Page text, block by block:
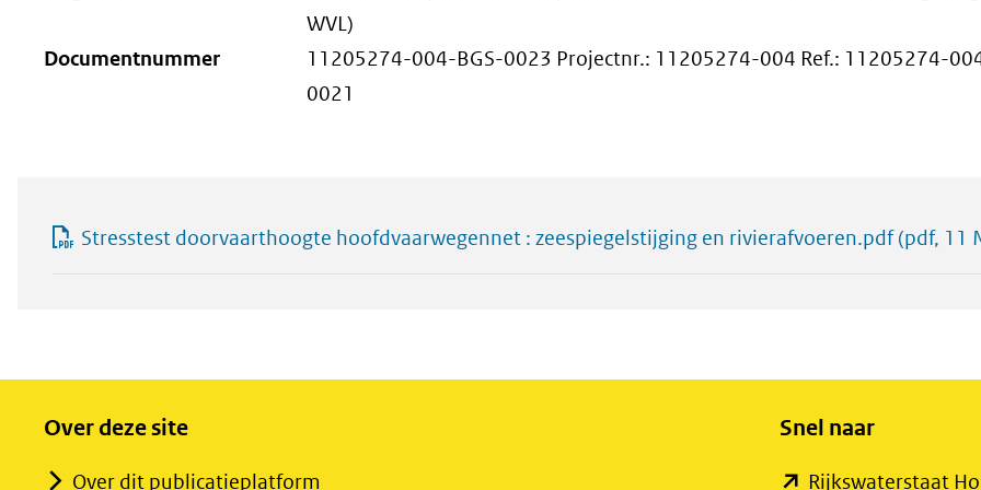
WVL)
Documentnummer
11205274-004-BGS-0023 Projectnr.: 11205274-004 Ref.: 11205274-
0021
Stresstest doorvaarthoogte hoofdvaarwegennet : zeespiegelstijging en rivierafvoeren.pdf(pdf, 11
Over deze site
Over dit publicatieplatform
Snel naar
Rijkswaterstaat